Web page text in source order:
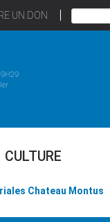
UN DON
CULTURE
Chateau Montus